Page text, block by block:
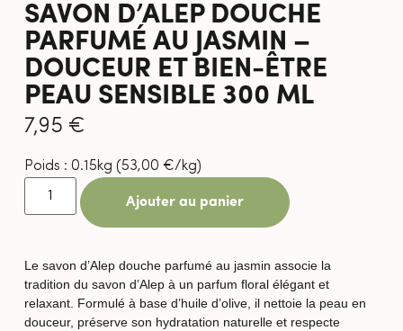
SAVON D’ALEP DOUCHE
PARFUMÉ AU JASMIN –
DOUCEUR ET BIEN-ÊTRE
PEAU SENSIBLE 300 ML
7,95 €
Poids : 0.15kg (53,00 €/kg)
Ajouter au panier
Le savon d’Alep douche parfumé au jasmin associe la
tradition du savon d’Alep à un parfum floral élégant et
relaxant. Formulé à base d’huile d’olive, il nettoie la peau en
douceur, préserve son hydratation naturelle et respecte